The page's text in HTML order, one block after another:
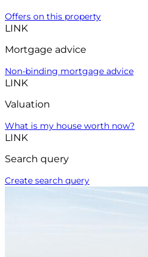
Offers on this property
LINK
Mortgage advice
Non-binding mortgage advice
LINK
Valuation
What is my house worth now?
LINK
Search query
Create search query